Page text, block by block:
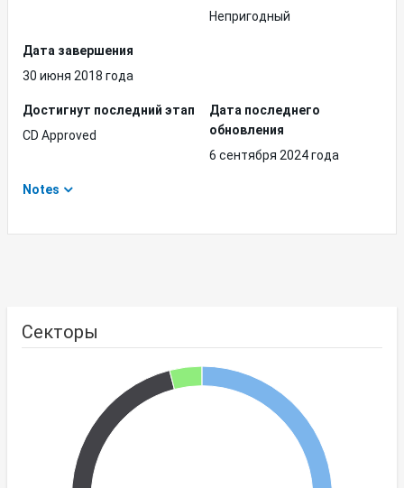
Непригодный
Дата завершения
30 июня 2018 года
Достигнут последний этап
CD Approved
Дата последнего
обновления
6 сентября 2024 года
Notes
Секторы